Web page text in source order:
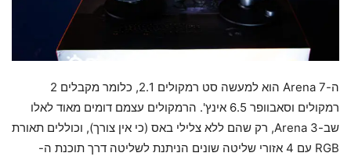
ה-Arena 7 הוא למעשה סט רמקולים 2.1, כלומר מקבלים 2
רמקולים וסאבוופר 6.5 אינץ'. הרמקולים עצמם דומים מאוד לאלו
שב-Arena 3, רק שהם ללא צלילי באס (כי אין צורך), וכוללים תאורת
RGB עם 4 אזורי שליטה שונים הניתנת לשליטה דרך תוכנת ה-